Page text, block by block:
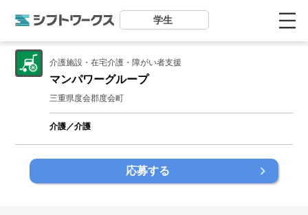
学生
介護施設・在宅介護・障がい者支援
マンパワーグループ
三重県度会郡度会町
介護／介護
応募する